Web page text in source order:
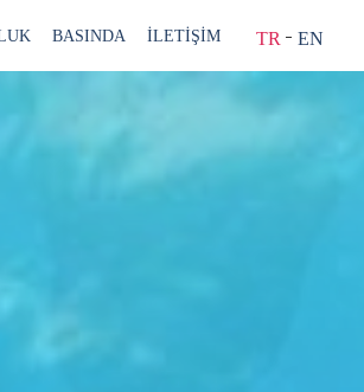
BASINDA İLETİŞİM TR EN